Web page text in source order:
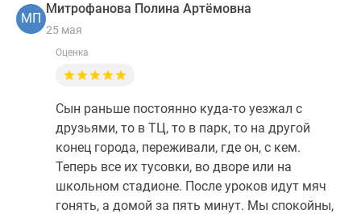
МП
Митрофанова Полина Артёмовна
25 мая
Оценка
Сын раньше постоянно куда-то уезжал с
друзьями, то в ТЦ, то в парк, то на другой
конец города, переживали, где он, с кем.
Теперь все их тусовки, во дворе или на
школьном стадионе. После уроков идут мяч
гонять, а домой за пять минут. Мы спокойны,